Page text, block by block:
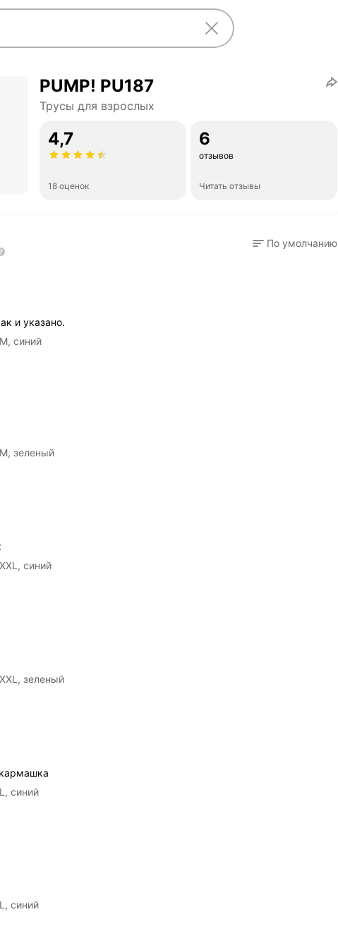
PUMP! PU187
Трусы для взрослых
4,7
18 оценок
6
отзывов
Читать отзывы
По умолчанию
и указано.
синий
зеленый
синий
зеленый
синий
синий